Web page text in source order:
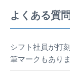
よくある質問
シフト社員が打
筆マークもありま